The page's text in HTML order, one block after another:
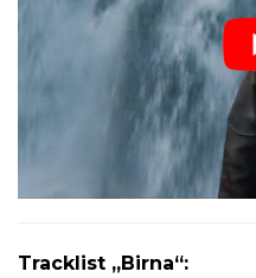
Tracklist „Birna“: